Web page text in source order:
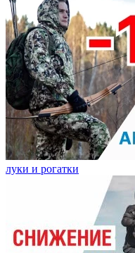
луки и рогатки